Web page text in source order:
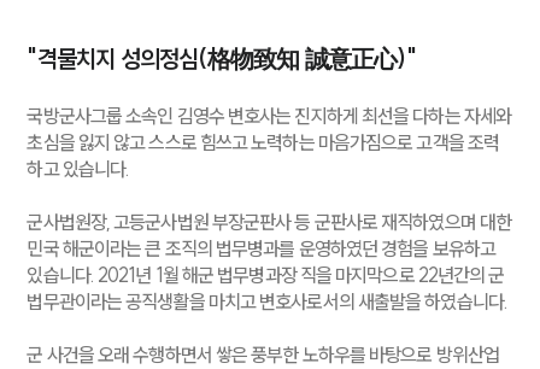
"격물치지 성의정심(格物致知 誠意正心)"
국방군사그룹 소속인 김영수 변호사는 진지하게 최선을 다하는 자세와
초심을 잃지 않고 스스로 힘쓰고 노력하는 마음가짐으로 고객을 조력
하고 있습니다.
군사법원장, 고등군사법원 부장군판사 등 군판사로 재직하였으며 대한
민국 해군이라는 큰 조직의 법무병과를 운영하였던 경험을 보유하고
있습니다. 2021년 1월 해군 법무병과장 직을 마지막으로 22년간의 군
법무관이라는 공직생활을 마치고 변호사로서의 새출발을 하였습니다.
군 사건을 오래 수행하면서 쌓은 풍부한 노하우를 바탕으로 방위산업